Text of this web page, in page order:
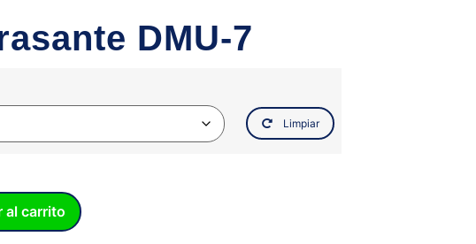
DMU-7
Limpiar
al carrito